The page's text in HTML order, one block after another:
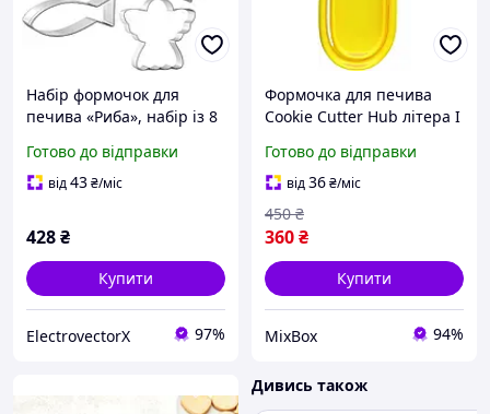
Набір формочок для
печива «Риба», набір із 8
Готово до відправки
від43₴/міс
428₴
Купити
ElectrovectorX 97%
Формочка для печива
Cookie Cutter Hub літера I
тіста печива бісквітів та
глини декор колір в
асортименті
Готово до відправки
від36₴/міс
360₴
450 ₴
Купити
MixBox 94%
Дивись також